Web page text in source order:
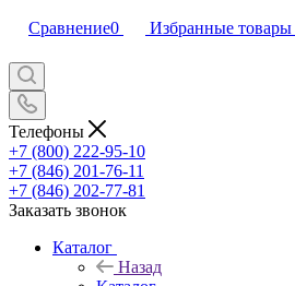
Сравнение0 Избранные товары
Телефоны
+7 (800) 222-95-10
+7 (846) 201-76-11
+7 (846) 202-77-81
Заказать звонок
Каталог
Назад